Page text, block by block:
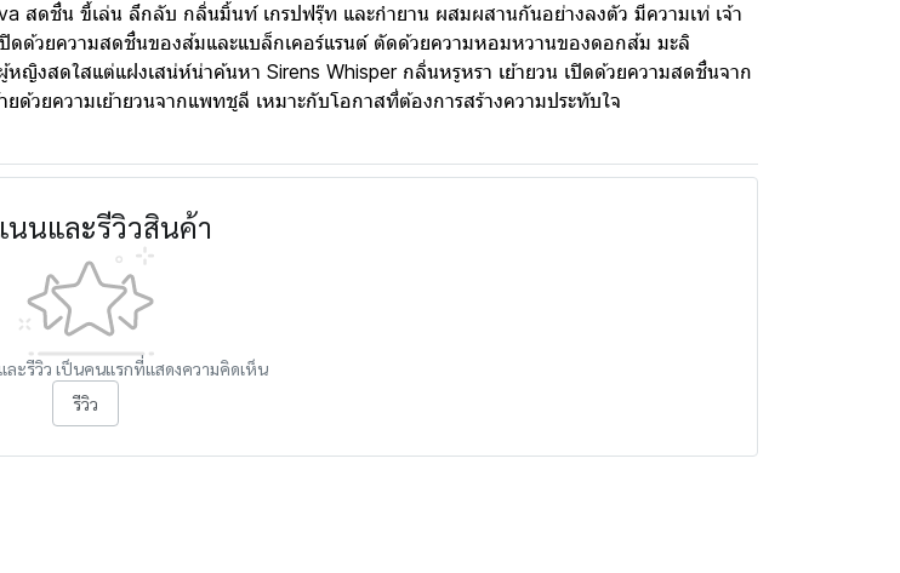
สดชื่น ขี้เล่น ลึกลับ กลิ่นมิ้นท์ เกรปฟรุ๊ท และกำยาน ผสมผสานกันอย่างลงตัว มีความเท่ เจ้า
ด้วยความสดชื่นของส้มและแบล็กเคอร์แรนต์ ตัดด้วยความหอมหวานของดอกส้ม มะลิ
ญิงสดใสแต่แฝงเสน่ห์น่าค้นหา Sirens Whisper กลิ่นหรูหรา เย้ายวน เปิดด้วยความสดชื่นจาก
วยความเย้ายวนจากแพทชูลี เหมาะกับโอกาสที่ต้องการสร้างความประทับใจ
นนและรีวิวสินค้า
ละรีวิว เป็นคนแรกที่แสดงความคิดเห็น
รีวิว